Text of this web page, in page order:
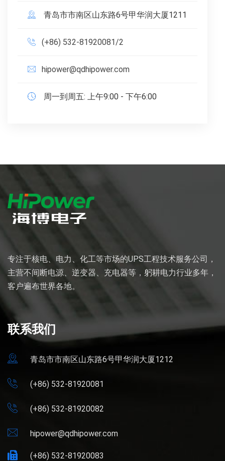
青岛市市南区山东路6号甲华润大厦1211
(+86) 532-81920081/2
hipower@qdhipower.com
周一到周五: 上午9:00 - 下午6:00
专注于核电、电力、化工等市场的UPS工程技术服务公司，
主营不间断电源、逆变器、充电器等，躬耕电力行业多年，
客户遍布世界各地。
联系我们
青岛市市南区山东路6号甲华润大厦1212
(+86) 532-81920081
(+86) 532-81920082
hipower@qdhipower.com
(+86) 532-81920083